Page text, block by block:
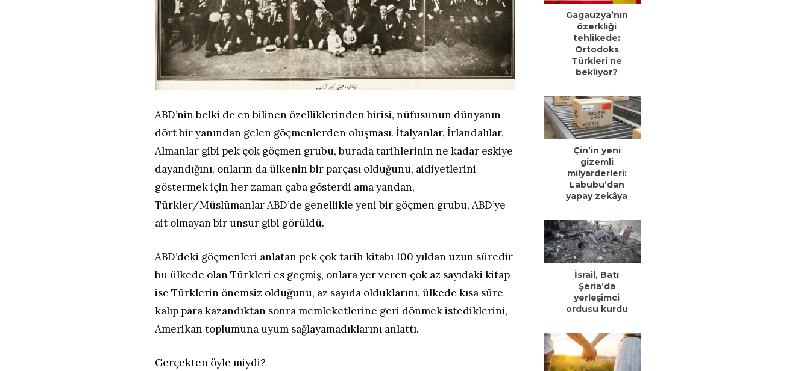
ABD’nin belki de en bilinen özelliklerinden birisi, nüfusunun dünyanın
dört bir yanından gelen göçmenlerden oluşması. İtalyanlar, İrlandalılar,
Almanlar gibi pek çok göçmen grubu, burada tarihlerinin ne kadar eskiye
dayandığını, onların da ülkenin bir parçası olduğunu, aidiyetlerini
göstermek için her zaman çaba gösterdi ama yandan,
Türkler/Müslümanlar ABD’de genellikle yeni bir göçmen grubu, ABD’ye
ait olmayan bir unsur gibi görüldü.
ABD’deki göçmenleri anlatan pek çok tarih kitabı 100 yıldan uzun süredir
bu ülkede olan Türkleri es geçmiş, onlara yer veren çok az sayıdaki kitap
ise Türklerin önemsiz olduğunu, az sayıda olduklarını, ülkede kısa süre
kalıp para kazandıktan sonra memleketlerine geri dönmek istediklerini,
Amerikan toplumuna uyum sağlayamadıklarını anlattı.
Gerçekten öyle miydi?
Gagauzya’nın
özerkliği
tehlikede:
Ortodoks
Türkleri ne
bekliyor?
Çin’in yeni
gizemli
milyarderleri:
Labubu’dan
yapay zekâya
İsrail, Batı
Şeria’da
yerleşimci
ordusu kurdu